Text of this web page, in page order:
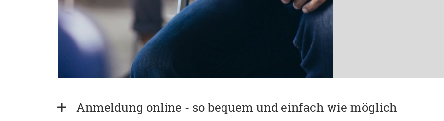
Anmeldung online - so bequem und einfach wie möglich